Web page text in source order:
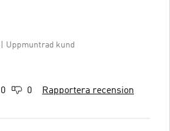
Uppmuntrad kund
0 0 Rapportera recension